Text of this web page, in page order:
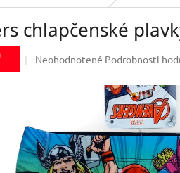
chlapčenské
Priemerné
z
5
hviezdičiek.
Neohodnotené Podrobnosti